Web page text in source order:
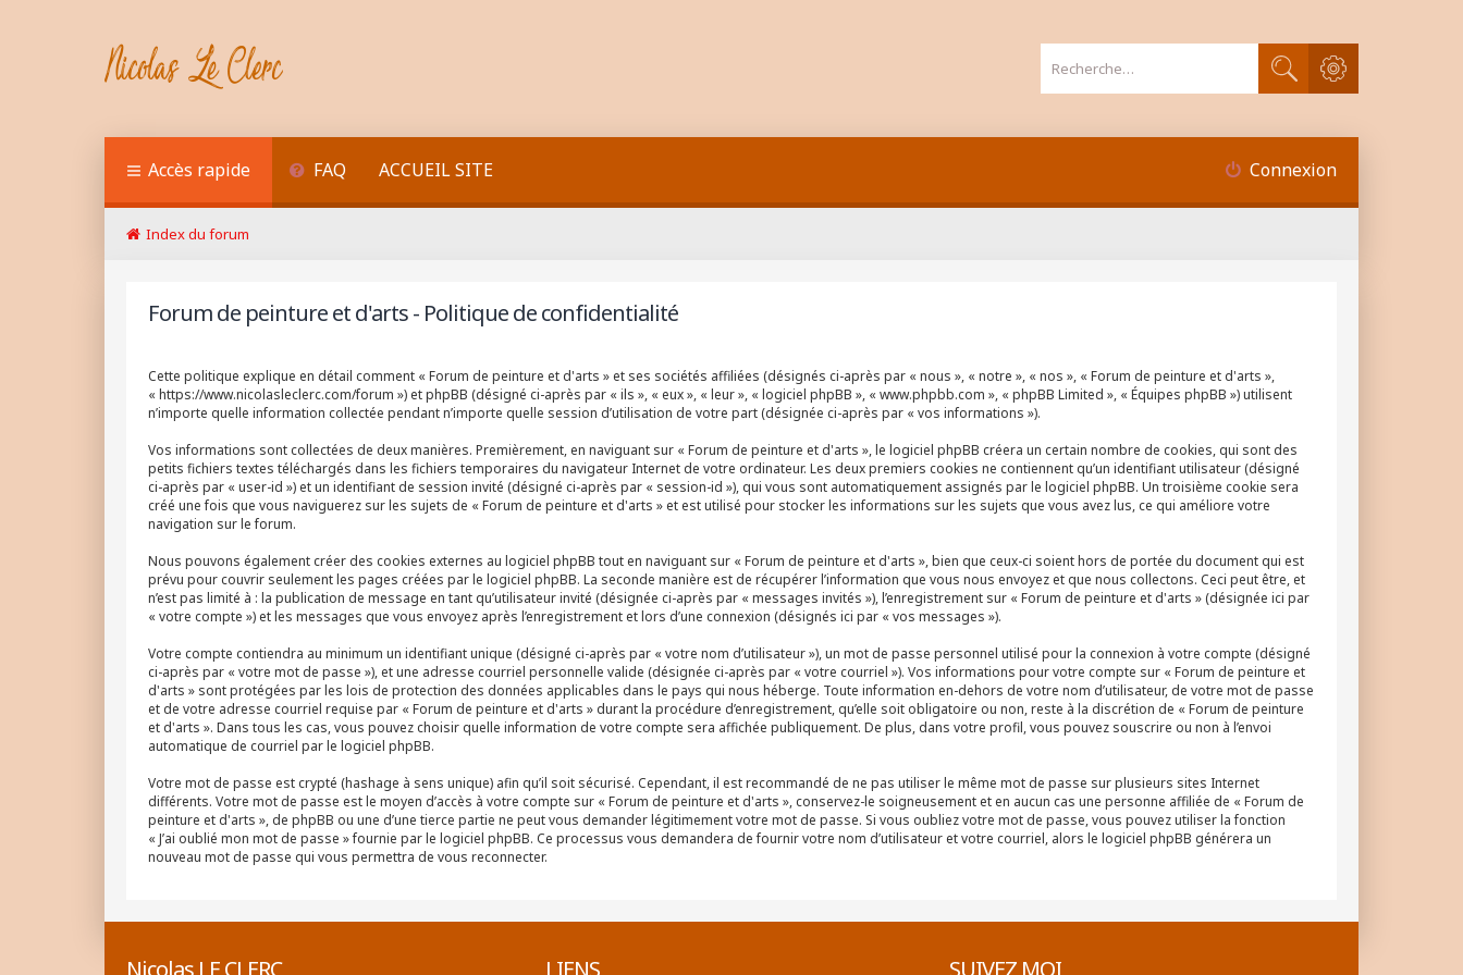
Rechercher
Recherche avancée
Accès rapide FAQ ACCUEIL SITE Connexion
Index du forum
Forum de peinture et d'arts - Politique de confidentialité
Cette politique explique en détail comment « Forum de peinture et d'arts » et ses sociétés affiliées (désignés ci-après par « nous », « notre », « nos », « Forum de peinture et d'arts »,
« https://www.nicolasleclerc.com/forum ») et phpBB (désigné ci-après par « ils », « eux », « leur », « logiciel phpBB », « www.phpbb.com », « phpBB Limited », « Équipes phpBB ») utilisent
n’importe quelle information collectée pendant n’importe quelle session d’utilisation de votre part (désignée ci-après par « vos informations »).
Vos informations sont collectées de deux manières. Premièrement, en naviguant sur « Forum de peinture et d'arts », le logiciel phpBB créera un certain nombre de cookies, qui sont des
petits fichiers textes téléchargés dans les fichiers temporaires du navigateur Internet de votre ordinateur. Les deux premiers cookies ne contiennent qu’un identifiant utilisateur (désigné
ci-après par « user-id ») et un identifiant de session invité (désigné ci-après par « session-id »), qui vous sont automatiquement assignés par le logiciel phpBB. Un troisième cookie sera
créé une fois que vous naviguerez sur les sujets de « Forum de peinture et d'arts » et est utilisé pour stocker les informations sur les sujets que vous avez lus, ce qui améliore votre
navigation sur le forum.
Nous pouvons également créer des cookies externes au logiciel phpBB tout en naviguant sur « Forum de peinture et d'arts », bien que ceux-ci soient hors de portée du document qui est
prévu pour couvrir seulement les pages créées par le logiciel phpBB. La seconde manière est de récupérer l’information que vous nous envoyez et que nous collectons. Ceci peut être, et
n’est pas limité à : la publication de message en tant qu’utilisateur invité (désignée ci-après par « messages invités »), l’enregistrement sur « Forum de peinture et d'arts » (désignée ici par
« votre compte ») et les messages que vous envoyez après l’enregistrement et lors d’une connexion (désignés ici par « vos messages »).
Votre compte contiendra au minimum un identifiant unique (désigné ci-après par « votre nom d’utilisateur »), un mot de passe personnel utilisé pour la connexion à votre compte (désigné
ci-après par « votre mot de passe »), et une adresse courriel personnelle valide (désignée ci-après par « votre courriel »). Vos informations pour votre compte sur « Forum de peinture et
d'arts » sont protégées par les lois de protection des données applicables dans le pays qui nous héberge. Toute information en-dehors de votre nom d’utilisateur, de votre mot de passe
et de votre adresse courriel requise par « Forum de peinture et d'arts » durant la procédure d’enregistrement, qu’elle soit obligatoire ou non, reste à la discrétion de « Forum de peinture
et d'arts ». Dans tous les cas, vous pouvez choisir quelle information de votre compte sera affichée publiquement. De plus, dans votre profil, vous pouvez souscrire ou non à l’envoi
automatique de courriel par le logiciel phpBB.
Votre mot de passe est crypté (hashage à sens unique) afin qu’il soit sécurisé. Cependant, il est recommandé de ne pas utiliser le même mot de passe sur plusieurs sites Internet
différents. Votre mot de passe est le moyen d’accès à votre compte sur « Forum de peinture et d'arts », conservez-le soigneusement et en aucun cas une personne affiliée de « Forum de
peinture et d'arts », de phpBB ou une d’une tierce partie ne peut vous demander légitimement votre mot de passe. Si vous oubliez votre mot de passe, vous pouvez utiliser la fonction
« J’ai oublié mon mot de passe » fournie par le logiciel phpBB. Ce processus vous demandera de fournir votre nom d’utilisateur et votre courriel, alors le logiciel phpBB générera un
nouveau mot de passe qui vous permettra de vous reconnecter.
Nicolas LE CLERC LIENS SUIVEZ MOI